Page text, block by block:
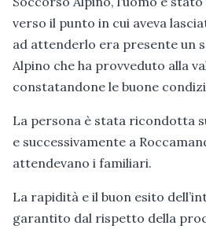
verso il punto in cui aveva
ad attenderlo era presente un
Alpino che ha provveduto alla
constatandone le buone
La persona è stata ricondotta
e successivamente a
attendevano i familiari.
La rapidità e il buon esito
garantito dal rispetto della